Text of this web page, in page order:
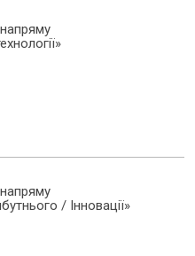
/ Інновації»